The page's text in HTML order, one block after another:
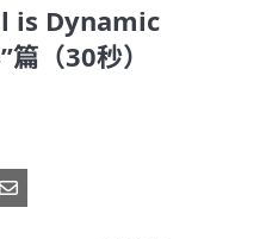
is Dynamic
（30秒）
分享
Pinterest
通过电子邮件分享